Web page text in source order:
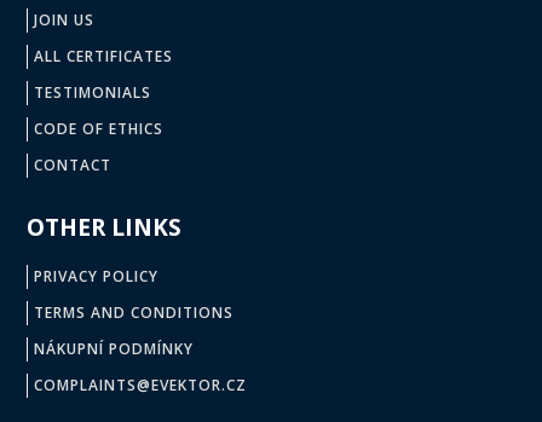
JOIN US
ALL CERTIFICATES
TESTIMONIALS
CODE OF ETHICS
CONTACT
OTHER LINKS
PRIVACY POLICY
TERMS AND CONDITIONS
NÁKUPNÍ PODMÍNKY
COMPLAINTS@EVEKTOR.CZ